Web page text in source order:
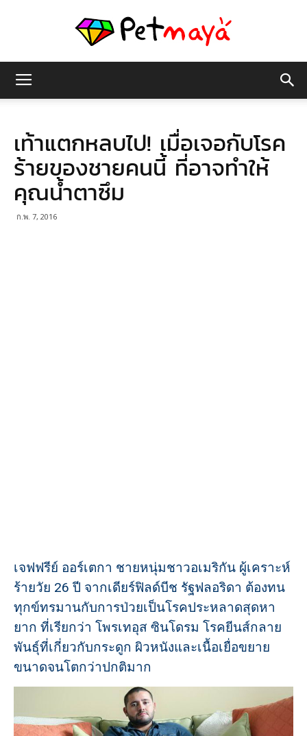
มายา
เท้าแตกหลบไป! เมื่อเจอกับโรค
ร้ายของชายคนนี้ ที่อาจทำให้
คุณน้ำตาซึม
ก.พ. 7, 2016
เจฟฟรีย์ ออร์เตกา ชายหนุ่มชาวอเมริกัน ผู้เคราะห์
ร้ายวัย 26 ปี จากเดียร์ฟิลด์บีช รัฐฟลอริดา ต้องทน
ทุกข์ทรมานกับการป่วยเป็นโรคประหลาดสุดหา
ยาก ที่เรียกว่า โพรเทอุส ซินโดรม โรคยีนส์กลาย
พันธุ์ที่เกี่ยวกับกระดูก ผิวหนังและเนื้อเยื่อขยาย
ขนาดจนโตกว่าปกติมาก